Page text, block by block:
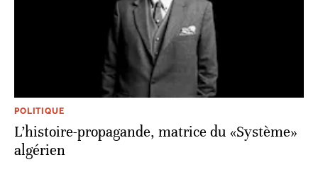
POLITIQUE
L’histoire-propagande, matrice du «Système»
algérien